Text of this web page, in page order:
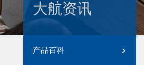
大航资讯
产品百科